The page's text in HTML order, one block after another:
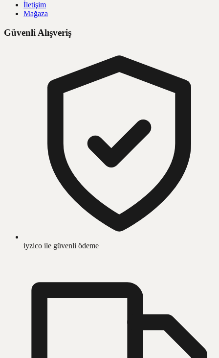
İletişim
Mağaza
Güvenli Alışveriş
iyzico ile güvenli ödeme